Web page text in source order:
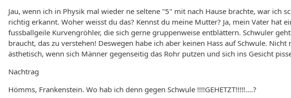
Jau, wenn ich in Physik mal wieder ne seltene "5" mit nach Hause brachte, war ich
richtig erkannt. Woher weisst du das? Kennst du meine Mutter? Ja, mein Vater hat
fussballgeile Kurvengröhler, die sich gerne gruppenweise entblättern. Schwuler
braucht, das zu verstehen! Deswegen habe ich aber keinen Hass auf Schwule.
ästhetisch, wenn sich Männer gegenseitig das Rohr putzen und sich ins Gesicht
Nachtrag
Hömms, Frankenstein. Wo hab ich denn gegen Schwule !!!!GEHETZT!!!!!....?